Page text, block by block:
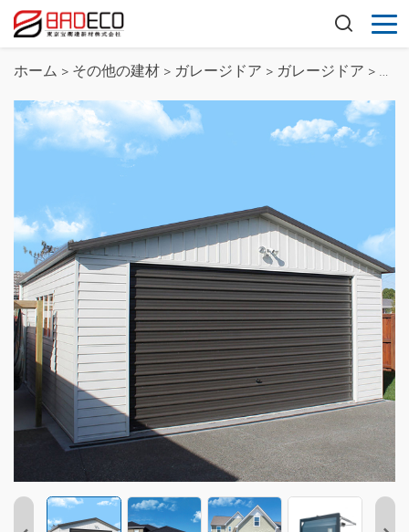
ホーム > その他の建材 > ガレージドア > ガレージドア >